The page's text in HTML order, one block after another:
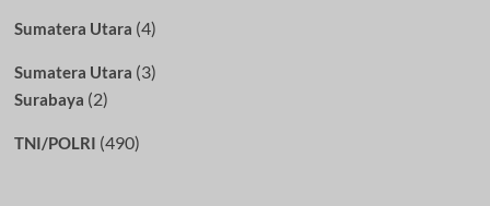
Sumatera Utara (4)
Sumatera Utara (3)
Surabaya (2)
TNI/POLRI (490)